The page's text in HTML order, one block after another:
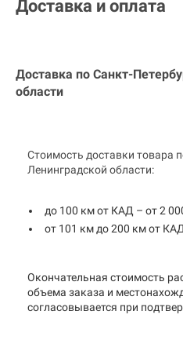
Доставка и оплата
Доставка по Санкт-
области
Стоимость доставки товара
Ленинградской области:
до 100 км от КАД – от 2
от 101 км до 200 км от
Окончательная стоимость
объема заказа и
согласовывается при